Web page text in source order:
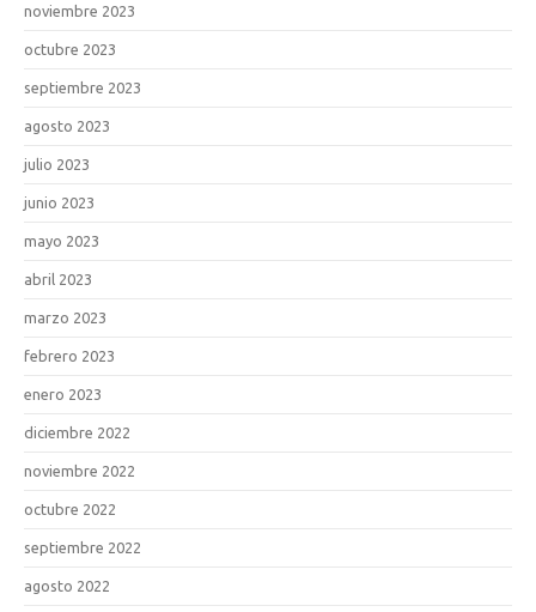
noviembre 2023
octubre 2023
septiembre 2023
agosto 2023
julio 2023
junio 2023
mayo 2023
abril 2023
marzo 2023
febrero 2023
enero 2023
diciembre 2022
noviembre 2022
octubre 2022
septiembre 2022
agosto 2022